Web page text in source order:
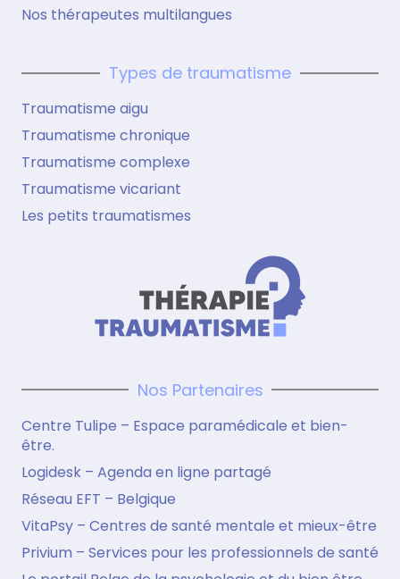
Nos thérapeutes multilangues
Types de traumatisme
Traumatisme aigu
Traumatisme chronique
Traumatisme complexe
Traumatisme vicariant
Les petits traumatismes
Nos Partenaires
Centre Tulipe – Espace paramédicale et bien-
être.
Logidesk – Agenda en ligne partagé
Réseau EFT – Belgique
VitaPsy – Centres de santé mentale et mieux-être
Privium – Services pour les professionnels de santé